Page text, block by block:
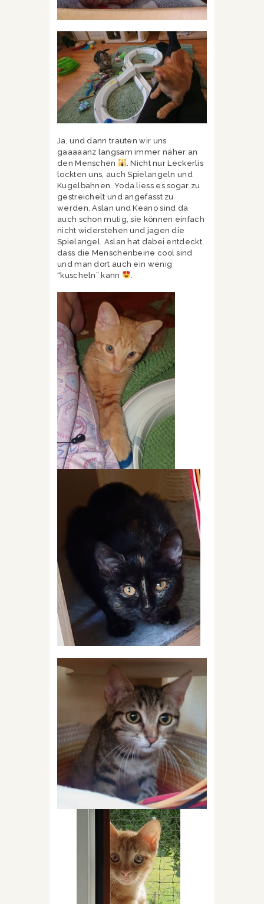
Ja, und dann trauten wir uns
gaaaaanz langsam immer näher an
den Menschen
. Nicht nur Leckerlis
lockten uns, auch Spielangeln und
Kugelbahnen. Yoda liess es sogar zu
gestreichelt und angefasst zu
werden. Aslan und Keano sind da
auch schon mutig, sie können einfach
nicht widerstehen und jagen die
Spielangel. Aslan hat dabei entdeckt,
dass die Menschenbeine cool sind
und man dort auch ein wenig
“kuscheln” kann